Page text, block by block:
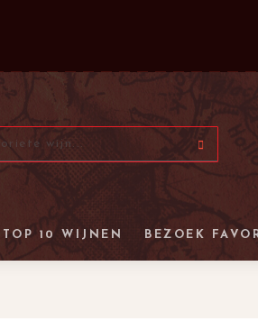
TOP 10 WIJNEN BEZOEK